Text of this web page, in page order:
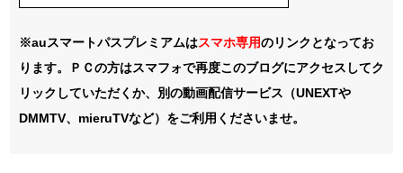
※auスマートパスプレミアムはスマホ専用のリンクとなってお
ります。ＰＣの方はスマフォで再度このブログにアクセスしてク
リックしていただくか、別の動画配信サービス（UNEXTや
DMMTV、mieruTVなど）をご利用くださいませ。